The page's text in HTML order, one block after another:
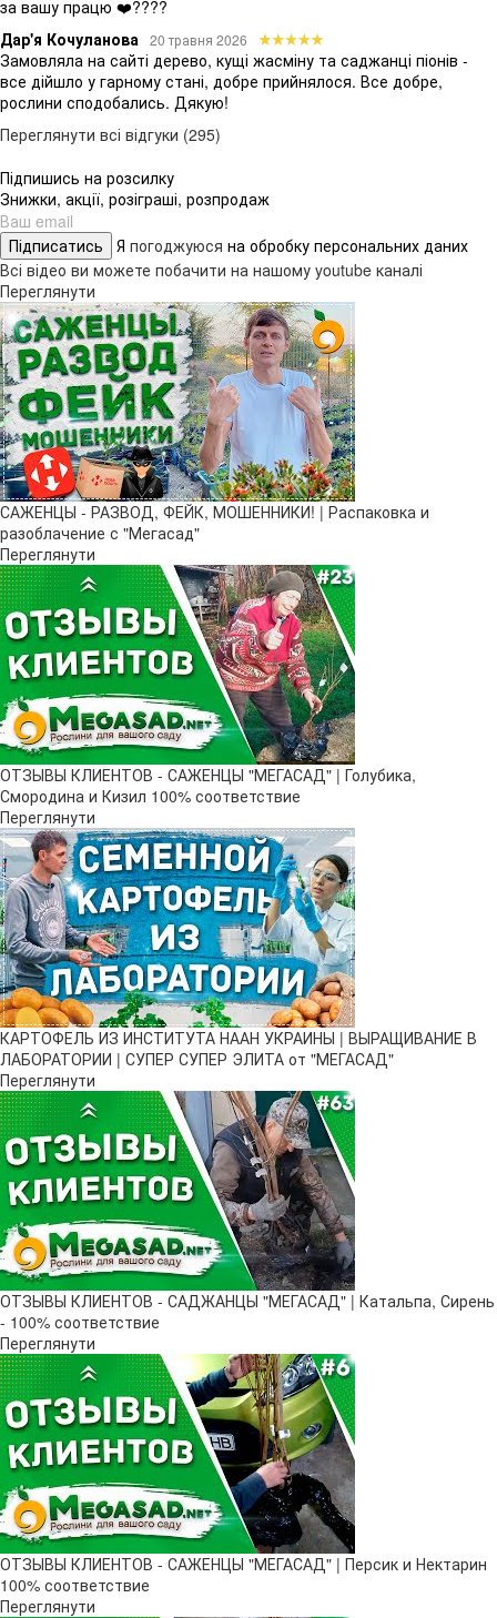
за вашу працю ❤️????
Дар'я Кочуланова
20 травня 2026
Замовляла на сайті дерево, кущі жасміну та саджанці піонів -
все дійшло у гарному стані, добре прийнялося. Все добре,
рослини сподобались. Дякую!
Переглянути всі відгуки (295)
Підпишись на розсилку
Знижки, акції, розіграші, розпродаж
Підписатись Я погоджуюся на обробку персональних даних
Всі відео ви можете побачити на нашому youtube каналі
Переглянути
САЖЕНЦЫ - РАЗВОД, ФЕЙК, МОШЕННИКИ! | Распаковка и
разоблачение с "Мегасад"
Переглянути
ОТЗЫВЫ КЛИЕНТОВ - САЖЕНЦЫ "МЕГАСАД" | Голубика,
Смородина и Кизил 100% соответствие
Переглянути
КАРТОФЕЛЬ ИЗ ИНСТИТУТА НААН УКРАИНЫ | ВЫРАЩИВАНИЕ В
ЛАБОРАТОРИИ | СУПЕР СУПЕР ЭЛИТА от "МЕГАСАД"
Переглянути
ОТЗЫВЫ КЛИЕНТОВ - САДЖАНЦЫ "МЕГАСАД" | Катальпа, Сирень
- 100% соответствие
Переглянути
ОТЗЫВЫ КЛИЕНТОВ - САЖЕНЦЫ "МЕГАСАД" | Персик и Нектарин
100% соответствие
Переглянути